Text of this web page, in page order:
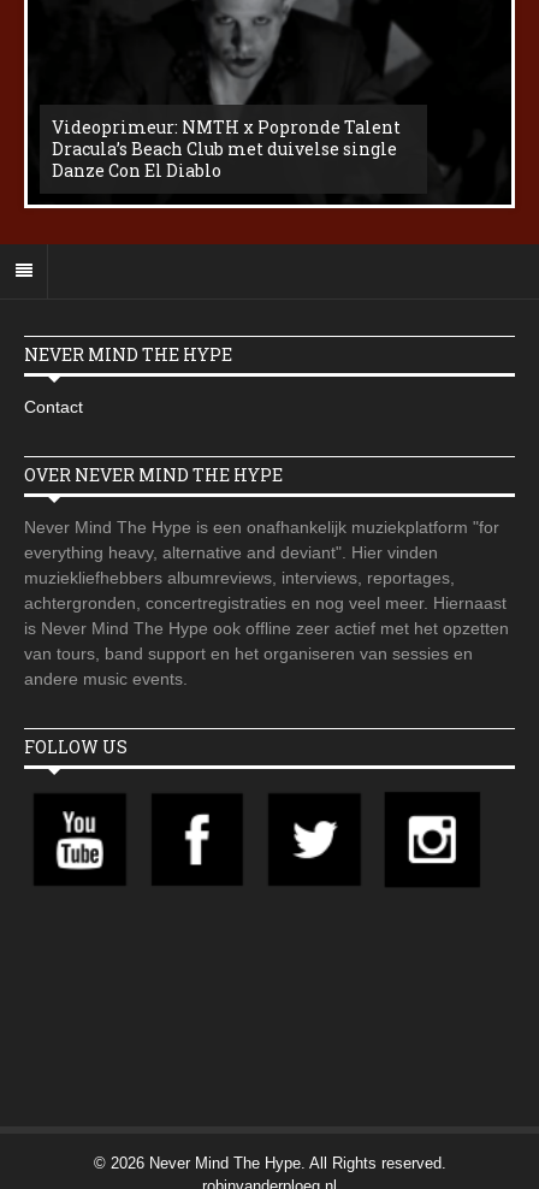
Videoprimeur: NMTH x Popronde Talent
Dracula’s Beach Club met duivelse single
Danze Con El Diablo
NEVER MIND THE HYPE
Contact
OVER NEVER MIND THE HYPE
Never Mind The Hype is een onafhankelijk muziekplatform "for
everything heavy, alternative and deviant". Hier vinden
muziekliefhebbers albumreviews, interviews, reportages,
achtergronden, concertregistraties en nog veel meer. Hiernaast
is Never Mind The Hype ook offline zeer actief met het opzetten
van tours, band support en het organiseren van sessies en
andere music events.
FOLLOW US
© 2026 Never Mind The Hype. All Rights reserved.